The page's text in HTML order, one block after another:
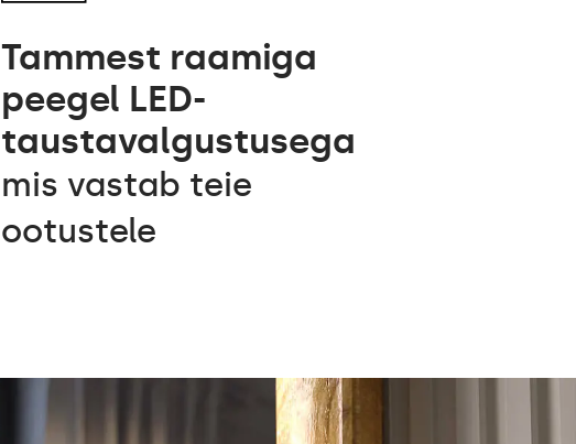
Tammest raamiga
peegel LED-
taustavalgustusega
mis vastab teie
ootustele